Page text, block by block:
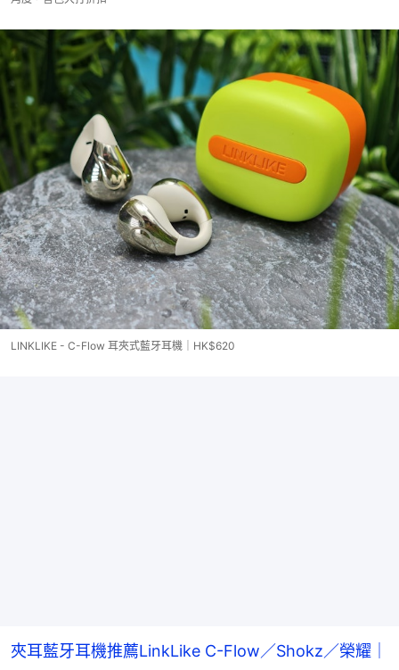
LINKLIKE - C-Flow 耳夾式藍牙耳機｜HK$620
夾耳藍牙耳機推薦LinkLike C-Flow／Shokz／榮耀｜